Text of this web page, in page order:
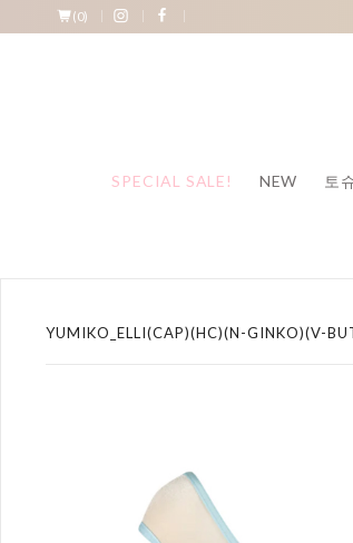
(0)
SPECIAL SALE! NEW 토
YUMIKO_ELLI(CAP)(HC)(N-GINKO)(V-